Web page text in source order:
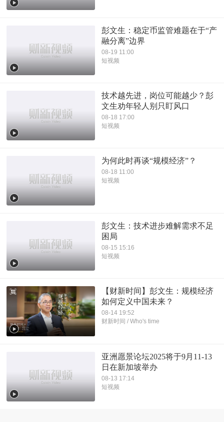
彭文生：稳定币监管难题在于“产
融分离”边界
08-19 11:00
短视频
技术越先进，岗位可能越少？彭
文生劝年轻人别只盯风口
08-18 17:00
短视频
为何此时再谈“规模经济”？
08-18 11:00
短视频
彭文生：技术进步难解需求不足
困局
08-15 15:16
短视频
【财新时间】彭文生：规模经济
如何定义中国未来？
08-14 19:52
财新时间 / Who's time
亚洲愿景论坛2025将于9月11-13
日在新加坡举办
08-13 17:14
短视频